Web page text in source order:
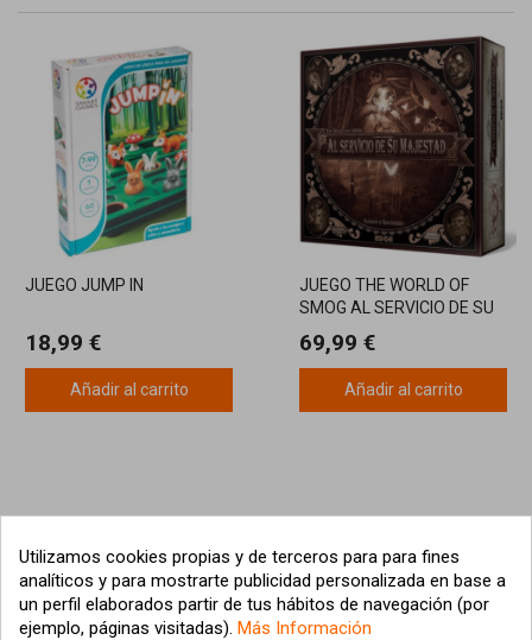
JUEGO JUMP IN
18,99 €
Añadir al carrito
JUEGO THE WORLD OF
SMOG AL SERVICIO DE SU
69,99 €
Añadir al carrito
Utilizamos cookies propias y de terceros para para fines
analíticos y para mostrarte publicidad personalizada en base a
un perfil elaborados partir de tus hábitos de navegación (por
ejemplo, páginas visitadas). Más Información